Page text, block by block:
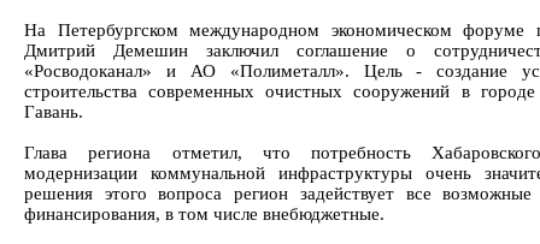
На Петербургском международном экономическом форуме
Дмитрий Демешин заключил соглашение о
«Росводоканал» и АО «Полиметалл». Цель - создание
строительства современных очистных сооружений в городе
Гавань.
Глава региона отметил, что потребность
модернизации коммунальной инфраструктуры очень
решения этого вопроса регион задействует все возможные
финансирования, в том числе внебюджетные.